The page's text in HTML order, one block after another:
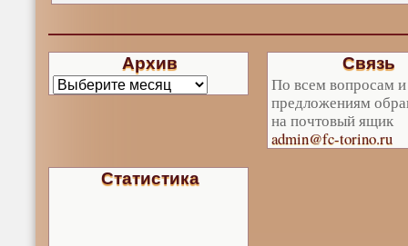
Архив Связь
По всем вопросам и
предложениям
на почтовый ящик
admin@fc-torino.ru
Статистика